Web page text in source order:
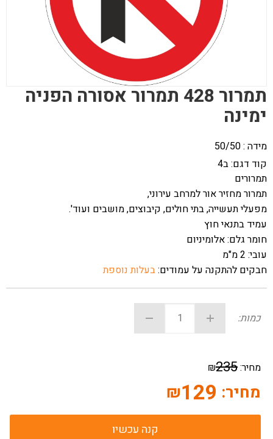
תמרור 428 תמרור אסורה הפניה
ימינה
מידה : 50/50
קוד דגם:ב4
תמרורים
תמרור מחזיר אור למרחב עירוני,
מפעלי תעשייה, בתי חולים, קיבוצים, מושבים ועוד'.
עמיד בתנאי חוץ
חומר גלם: אלומיניום
עובי: 2 מ"מ
חבקים להתקנה על עמודים:בעלות נוספת
כמות:
מחיר:235
₪
מחיר: 129
₪
קנה עכשיו